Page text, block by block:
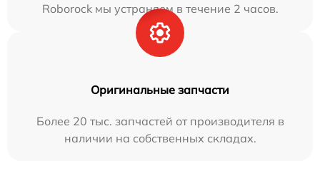
Roborock мы устраняем в течение 2 часов.
Оригинальные запчасти
Более 20 тыс. запчастей от производителя в
наличии на собственных складах.